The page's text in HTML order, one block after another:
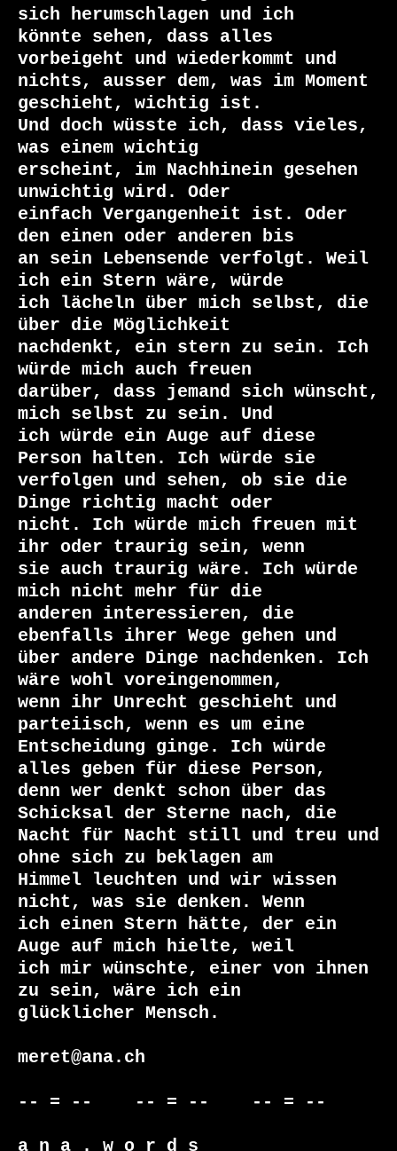
sich herumschlagen und ich
könnte sehen, dass alles
vorbeigeht und wiederkommt und
nichts, ausser dem, was im Moment
geschieht, wichtig ist.
Und doch wüsste ich, dass vieles,
was einem wichtig
erscheint, im Nachhinein gesehen
unwichtig wird. Oder
einfach Vergangenheit ist. Oder
den einen oder anderen bis
an sein Lebensende verfolgt. Weil
ich ein Stern wäre, würde
ich lächeln über mich selbst, die
über die Möglichkeit
nachdenkt, ein stern zu sein. Ich
würde mich auch freuen
darüber, dass jemand sich wünscht,
mich selbst zu sein. Und
ich würde ein Auge auf diese
Person halten. Ich würde sie
verfolgen und sehen, ob sie die
Dinge richtig macht oder
nicht. Ich würde mich freuen mit
ihr oder traurig sein, wenn
sie auch traurig wäre. Ich würde
mich nicht mehr für die
anderen interessieren, die
ebenfalls ihrer Wege gehen und
über andere Dinge nachdenken. Ich
wäre wohl voreingenommen,
wenn ihr Unrecht geschieht und
parteiisch, wenn es um eine
Entscheidung ginge. Ich würde
alles geben für diese Person,
denn wer denkt schon über das
Schicksal der Sterne nach, die
Nacht für Nacht still und treu und
ohne sich zu beklagen am
Himmel leuchten und wir wissen
nicht, was sie denken. Wenn
ich einen Stern hätte, der ein
Auge auf mich hielte, weil
ich mir wünschte, einer von ihnen
zu sein, wäre ich ein
glücklicher Mensch.
meret@ana.ch
-- = --    -- = --    -- = --
a n a . w o r d s